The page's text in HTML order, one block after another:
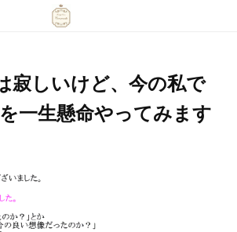
しいけど、今の私で
一生懸命やってみます